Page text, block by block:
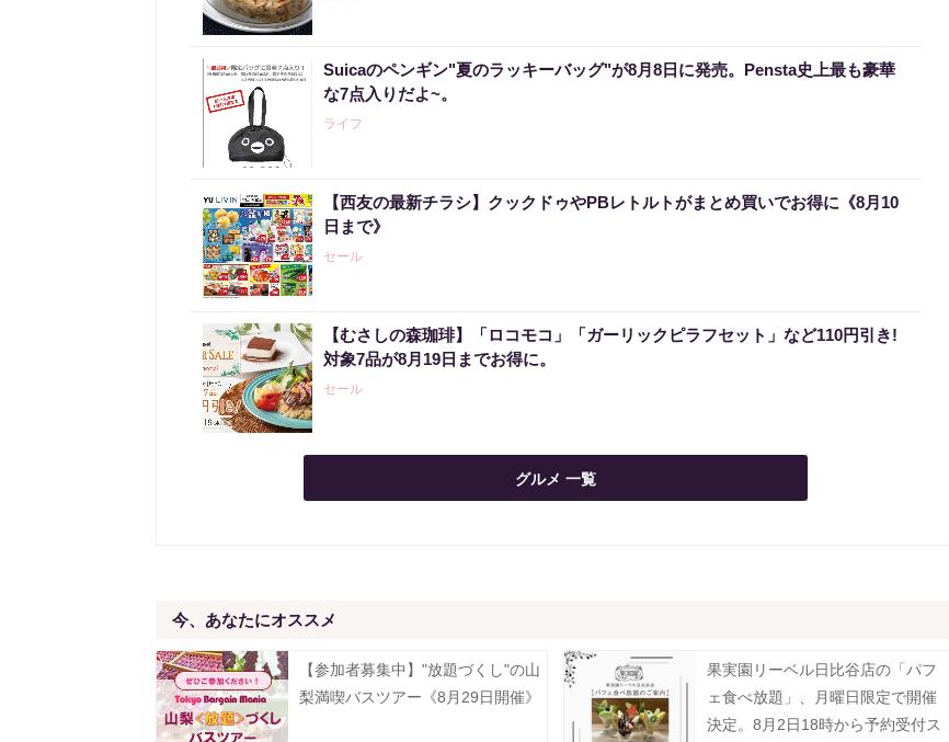
Suicaのペンギン"夏のラッキーバッグ"が8月8日に発売。Pensta史上最も豪華
な7点入りだよ~。
ライフ
【西友の最新チラシ】クックドゥやPBレトルトがまとめ買いでお得に《8月10
日まで》
セール
【むさしの森珈琲】「ロコモコ」「ガーリックピラフセット」など110円引き!
対象7品が8月19日までお得に。
セール
グルメ 一覧
今、あなたにオススメ
【参加者募集中】"放題づくし"の山
梨満喫バスツアー《8月29日開催》
果実園リーベル日比谷店の「パフ
ェ食べ放題」、月曜日限定で開催
決定。8月2日18時から予約受付ス